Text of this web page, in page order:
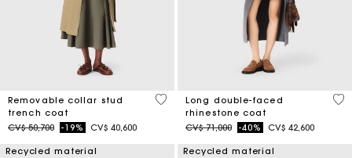
Removable collar stud
trench coat
Price reduced from
CV$ 50,700to-19% CV$ 40,600
5 out of 5 Customer Rating
Long double-faced
rhinestone coat
Price reduced from
CV$ 71,000to-40% CV$ 42,600
3,3
Recycled material Recycled material